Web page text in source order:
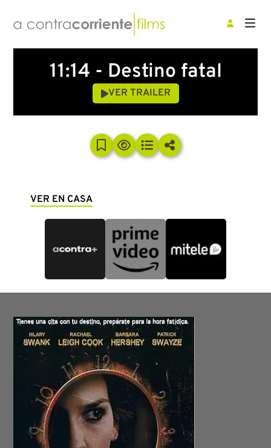
11:14 - Destino fatal
VER TRAILER
VER EN CASA